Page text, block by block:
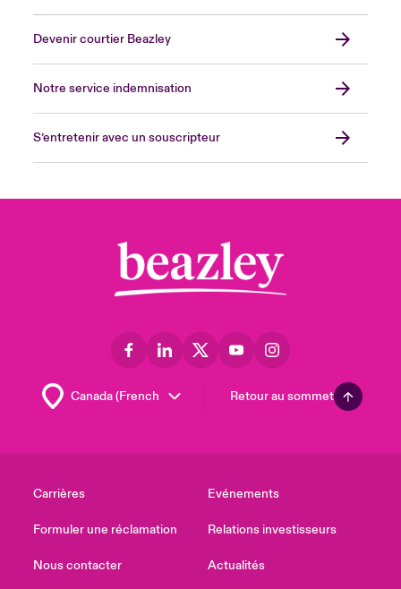
Devenir courtier Beazley
Notre service indemnisation
S’entretenir avec un souscripteur
Retour au sommet
Carrières
Formuler une réclamation
Nous contacter
Evénements
Relations investisseurs
Actualités